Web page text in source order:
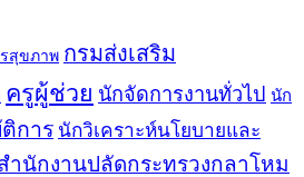
สุขภาพ กรมส่งเสริม
ครูผู้ช่วย นักจัดการงานทั่วไป นัก
การ นักวิเคราะห์นโยบายและ
ำนักงานปลัดกระทรวงกลาโหม